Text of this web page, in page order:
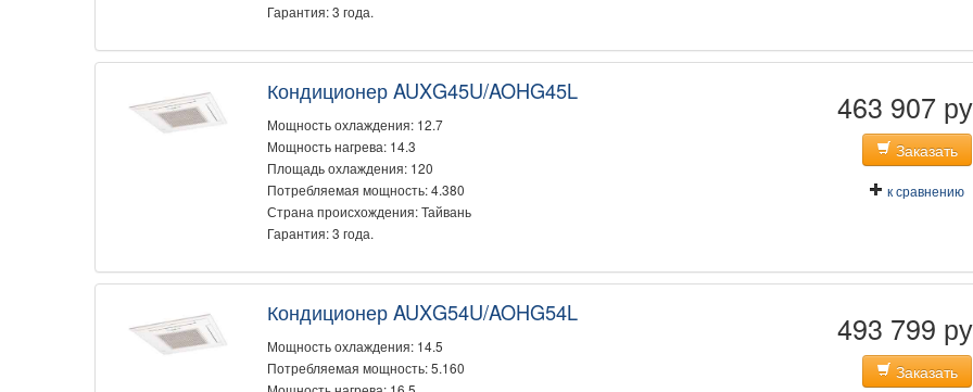
Гарантия: 3 года.
Кондиционер AUXG45U/AOHG45L
Мощность охлаждения: 12.7
Мощность нагрева: 14.3
Площадь охлаждения: 120
Потребляемая мощность: 4.380
Страна происхождения: Тайвань
Гарантия: 3 года.
463 907
Заказать
к сравнению
Кондиционер AUXG54U/AOHG54L
Мощность охлаждения: 14.5
Потребляемая мощность: 5.160
493 799
Заказать